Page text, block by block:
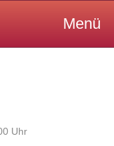
Menü
Uhr